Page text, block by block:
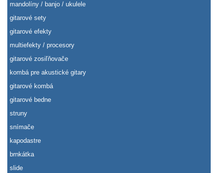
mandolíny / banjo / ukulele
gitarové sety
gitarové efekty
multiefekty / procesory
gitarové zosiľňovače
kombá pre akustické gitary
gitarové kombá
gitarové bedne
struny
snímače
kapodastre
brnkátka
slide